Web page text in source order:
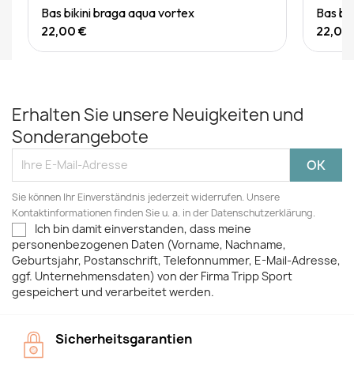
Quick View
Bas bikini braga aqua vortex
22,00 €
Bas
22,00
Erhalten Sie unsere Neuigkeiten und
Sonderangebote
Sie können Ihr Einverständnis jederzeit widerrufen. Unsere
Kontaktinformationen finden Sie u. a. in der Datenschutzerklärung.
Ich bin damit einverstanden, dass meine
personenbezogenen Daten (Vorname, Nachname,
Geburtsjahr, Postanschrift, Telefonnummer, E-Mail-Adresse,
ggf. Unternehmensdaten) von der Firma Tripp Sport
gespeichert und verarbeitet werden.
Sicherheitsgarantien